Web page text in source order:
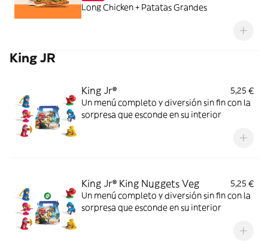
Long Chicken + Patatas Grandes
King JR
King Jr®
5,25 €
Un menú completo y diversión sin fin con la
sorpresa que esconde en su interior
King Jr® King Nuggets Veg
5,25 €
Un menú completo y diversión sin fin con la
sorpresa que esconde en su interior